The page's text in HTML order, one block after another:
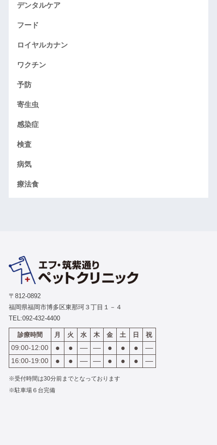
デンタルケア
フード
ロイヤルカナン
ワクチン
予防
寄生虫
感染症
検査
病気
療法食
〒812-0892
福岡県福岡市博多区東那珂３丁目１－４
TEL:092-432-4400
診療時間 月 火 水 木 金 土 日 祝
09:00-12:00 ● ● ― ― ● ● ● ―
16:00-19:00 ● ● ― ― ● ● ● ―
※受付時間は30分前までとなっております
※駐車場６台完備